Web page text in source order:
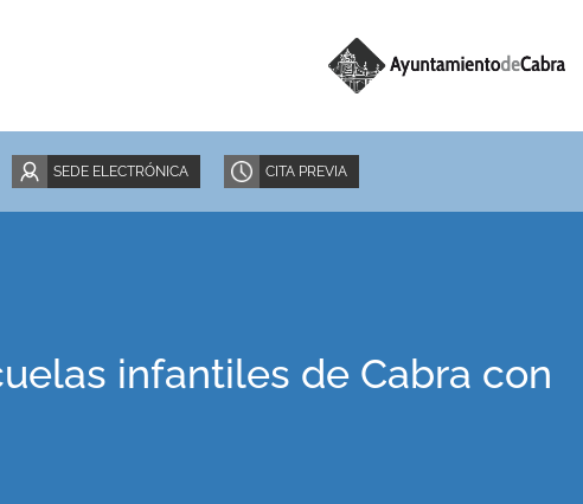
SEDE ELECTRÓNICA CITA PREVIA
infantiles de Cabra con